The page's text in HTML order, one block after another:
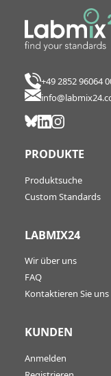
+49 2852 96064
PRODUKTE
Produktsuche
Custom Standards
LABMIX24
Wir über uns
FAQ
Kontaktieren Sie uns
KUNDEN
Anmelden